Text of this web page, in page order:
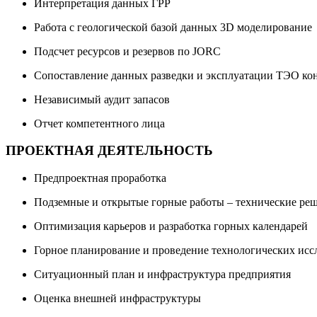
Интерпретация данных ГРР
Работа с геологической базой данных 3D моделирование
Подсчет ресурсов и резервов по JORC
Сопоставление данных разведки и эксплуатации ТЭО
Независимый аудит запасов
Отчет компетентного лица
ПРОЕКТНАЯ ДЕЯТЕЛЬНОСТЬ
Предпроектная проработка
Подземные и открытые горные работы – технические
Оптимизация карьеров и разработка горных календарей
Горное планирование и проведение технологических
Ситуационный план и инфраструктура предприятия
Оценка внешней инфраструктуры